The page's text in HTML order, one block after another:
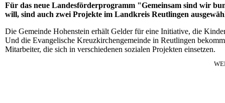
Für das neue Landesförderprogramm "Gemeinsam sind wir
will, sind auch zwei Projekte im Landkreis Reutlingen
Die Gemeinde Hohenstein erhält Gelder für eine Initiative, die
Und die Evangelische Kreuzkirchengemeinde in Reutlingen
Mitarbeiter, die sich in verschiedenen sozialen Projekten einsetzen.